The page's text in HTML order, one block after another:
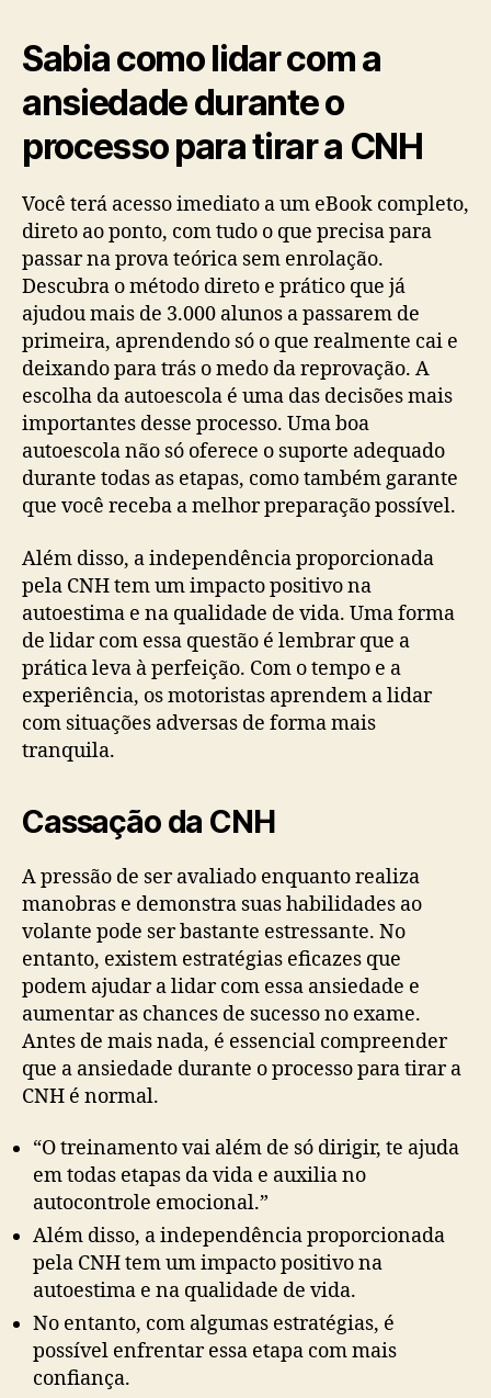
Sabia como lidar com a
ansiedade durante o
processo para tirar a CNH
Você terá acesso imediato a um eBook completo,
direto ao ponto, com tudo o que precisa para
passar na prova teórica sem enrolação.
Descubra o método direto e prático que já
ajudou mais de 3.000 alunos a passarem de
primeira, aprendendo só o que realmente cai e
deixando para trás o medo da reprovação. A
escolha da autoescola é uma das decisões mais
importantes desse processo. Uma boa
autoescola não só oferece o suporte adequado
durante todas as etapas, como também garante
que você receba a melhor preparação possível.
Além disso, a independência proporcionada
pela CNH tem um impacto positivo na
autoestima e na qualidade de vida. Uma forma
de lidar com essa questão é lembrar que a
prática leva à perfeição. Com o tempo e a
experiência, os motoristas aprendem a lidar
com situações adversas de forma mais
tranquila.
Cassação da CNH
A pressão de ser avaliado enquanto realiza
manobras e demonstra suas habilidades ao
volante pode ser bastante estressante. No
entanto, existem estratégias eficazes que
podem ajudar a lidar com essa ansiedade e
aumentar as chances de sucesso no exame.
Antes de mais nada, é essencial compreender
que a ansiedade durante o processo para tirar a
CNH é normal.
“O treinamento vai além de só dirigir, te ajuda
em todas etapas da vida e auxilia no
autocontrole emocional.”
Além disso, a independência proporcionada
pela CNH tem um impacto positivo na
autoestima e na qualidade de vida.
No entanto, com algumas estratégias, é
possível enfrentar essa etapa com mais
confiança.